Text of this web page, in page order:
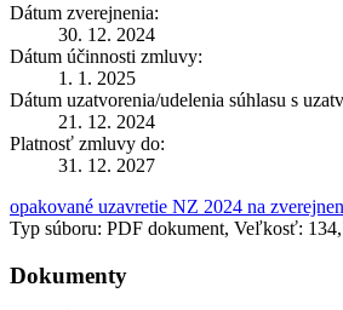
Dátum zverejnenia:
30. 12. 2024
Dátum účinnosti zmluvy:
1. 1. 2025
Dátum uzatvorenia/udelenia súhlasu s
21. 12. 2024
Platnosť zmluvy do:
31. 12. 2027
opakované uzavretie NZ 2024 na
Typ súboru: PDF dokument, Veľkosť:
Dokumenty